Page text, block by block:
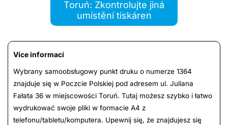
Toruń: Zkontrolujte jiná
umístění tiskáren
Více informací
Wybrany samoobsługowy punkt druku o numerze 1364
znajduje się w Poczcie Polskiej pod adresem ul. Juliana
Fałata 36 w miejscowości Toruń. Tutaj możesz szybko i łatwo
wydrukować swoje pliki w formacie A4 z
telefonu/tabletu/komputera. Upewnij się, że znajdujesz się